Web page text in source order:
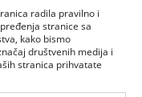
radila pravilno i
stranice sa
kako bismo
društvenih medija i
stranica prihvatate